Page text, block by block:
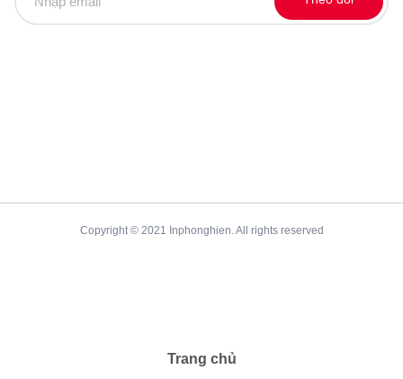
Copyright © 2021 Inphonghien. All rights reserved
Trang chủ